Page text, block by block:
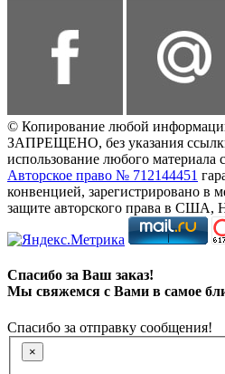
© Копирование любой
ЗАПРЕЩЕНО, без указания
использование любого материала
Авторское право № 712144451
конвенцией, зарегистрировано в
защите авторского права в США,
Спасибо за Ваш заказ!
Мы свяжемся с Вами в самое
Спасибо за отправку сообщения!
×